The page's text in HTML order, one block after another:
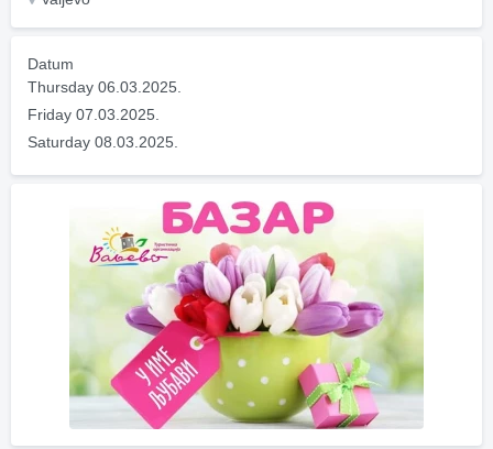
Datum
Thursday 06.03.2025.
Friday 07.03.2025.
Saturday 08.03.2025.